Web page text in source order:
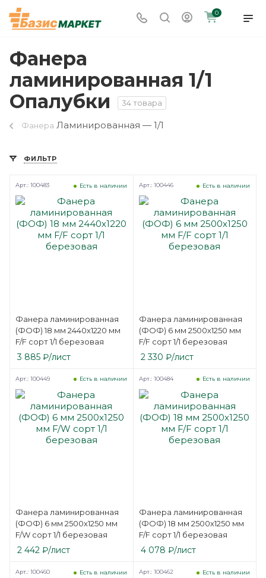
0
Фанера
ламинированная 1/1
Опалубки
34 товара
Фанера Ламинированная — 1/1
ФИЛЬТР
Фанера ламинированная
(ФОФ) 18 мм 2440х1220 мм
F/F сорт 1/1 березовая
Есть в наличии
Арт.: 100483
3 885 ₽/лист
Фанера ламинированная
(ФОФ) 6 мм 2500х1250 мм
F/F сорт 1/1 березовая
Есть в наличии
Арт.: 100446
2 330 ₽/лист
Фанера ламинированная
(ФОФ) 6 мм 2500х1250 мм
F/W сорт 1/1 березовая
Есть в наличии
Арт.: 100449
2 442 ₽/лист
Фанера ламинированная
(ФОФ) 18 мм 2500х1250 мм
F/F сорт 1/1 березовая
Есть в наличии
Арт.: 100484
4 078 ₽/лист
Есть в наличии
Арт.: 100460 Есть в наличии
Арт.: 100462